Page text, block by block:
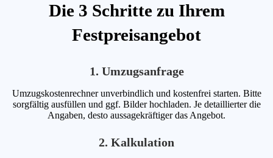
Die 3 Schritte zu Ihrem
Festpreisangebot
1. Umzugsanfrage
Umzugskostenrechner unverbindlich und kostenfrei starten. Bitte
sorgfältig ausfüllen und ggf. Bilder hochladen. Je detaillierter die
Angaben, desto aussagekräftiger das Angebot.
2. Kalkulation